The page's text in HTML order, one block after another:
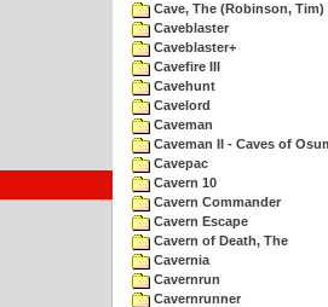
Cave, The (Robinson, Tim)
Caveblaster
Caveblaster+
Cavefire III
Cavehunt
Cavelord
Caveman
Caveman II - Caves of
Cavepac
Cavern 10
Cavern Commander
Cavern Escape
Cavern of Death, The
Cavernia
Cavernrun
Cavernrunner